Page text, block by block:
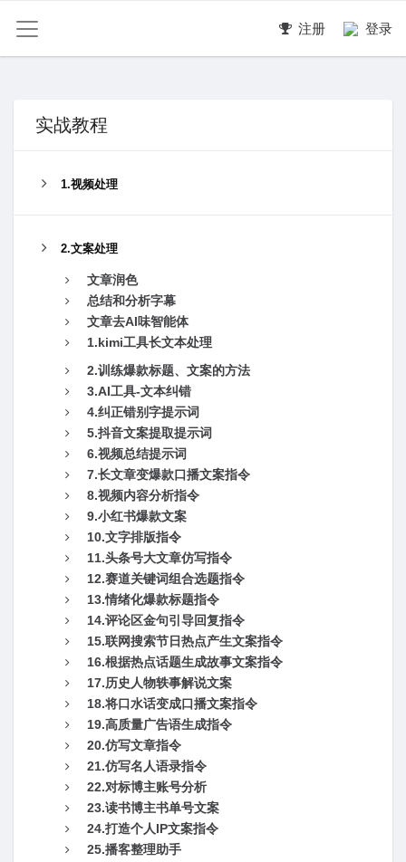
注册 登录
实战教程
1.视频处理
2.文案处理
文章润色
总结和分析字幕
文章去AI味智能体
1.kimi工具长文本处理
2.训练爆款标题、文案的方法
3.AI工具-文本纠错
4.纠正错别字提示词
5.抖音文案提取提示词
6.视频总结提示词
7.长文章变爆款口播文案指令
8.视频内容分析指令
9.小红书爆款文案
10.文字排版指令
11.头条号大文章仿写指令
12.赛道关键词组合选题指令
13.情绪化爆款标题指令
14.评论区金句引导回复指令
15.联网搜索节日热点产生文案指令
16.根据热点话题生成故事文案指令
17.历史人物轶事解说文案
18.将口水话变成口播文案指令
19.高质量广告语生成指令
20.仿写文章指令
21.仿写名人语录指令
22.对标博主账号分析
23.读书博主书单号文案
24.打造个人IP文案指令
25.播客整理助手